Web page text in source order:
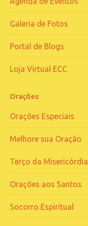
Galeria de Fotos
Portal de Blogs
Loja Virtual ECC
Orações
Orações Especiais
Melhore sua Oração
Terço da Misericórdia
Orações aos Santos
Socorro Espiritual